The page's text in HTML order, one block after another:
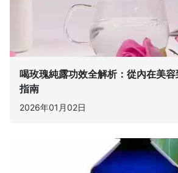
喝玫瑰純露功效全解析：從內在美
指南
2026年01月02日